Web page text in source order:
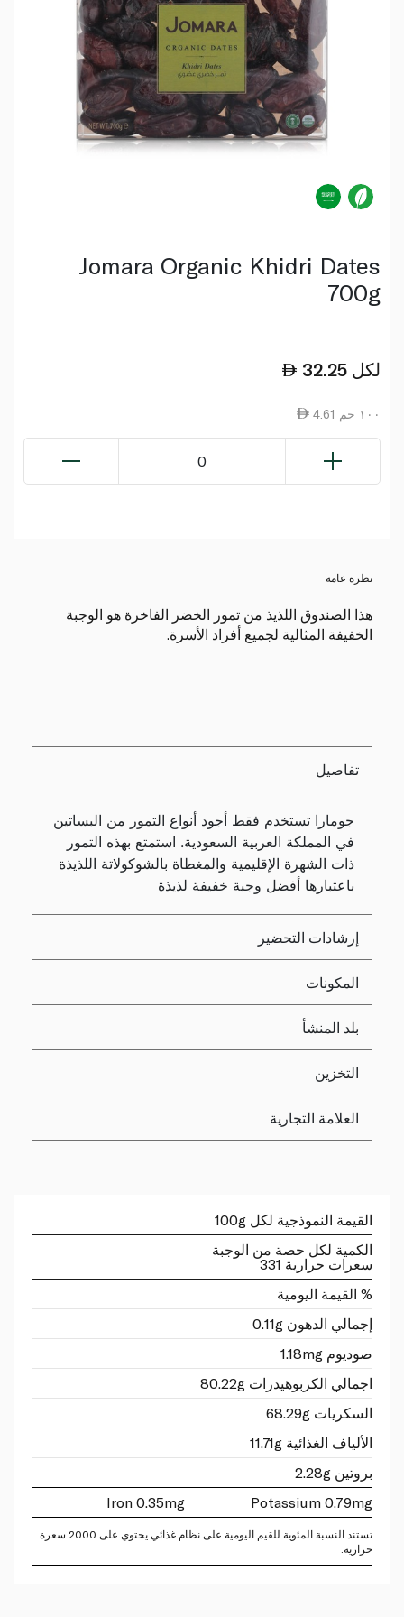
Jomara Organic Khidri Dates
700g
32.25 لكل
4.61 ١٠٠ جم
0
نظرة عامة
هذا الصندوق اللذيذ من تمور الخضر الفاخرة هو الوجبة
الخفيفة المثالية لجميع أفراد الأسرة.
تفاصيل
جومارا تستخدم فقط أجود أنواع التمور من البساتين
في المملكة العربية السعودية. استمتع بهذه التمور
ذات الشهرة الإقليمية والمغطاة بالشوكولاتة اللذيذة
باعتبارها أفضل وجبة خفيفة لذيذة
إرشادات التحضير
المكونات
بلد المنشأ
التخزين
العلامة التجارية
القيمة النموذجية لكل 100g
الكمية لكل حصة من الوجبة
سعرات حرارية 331
% القيمة اليومية
إجمالي الدهون 0.11g
صوديوم 1.18mg
اجمالي الكربوهيدرات 80.22g
السكريات 68.29g
الألياف الغذائية 11.71g
بروتين 2.28g
Iron 0.35mg
Potassium 0.79mg
تستند النسبة المئوية للقيم اليومية على نظام غذائي يحتوي على 2000 سعرة
حرارية.